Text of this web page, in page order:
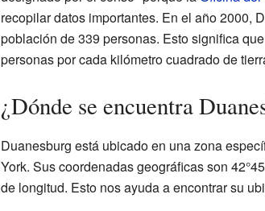
recopilar datos importantes. En el año 2000,
población de 339 personas. Esto significa
personas por cada kilómetro cuadrado de
¿Dónde se encuentra
Duanesburg está ubicado en una zona
York. Sus coordenadas geográficas son
de longitud. Esto nos ayuda a encontrar su